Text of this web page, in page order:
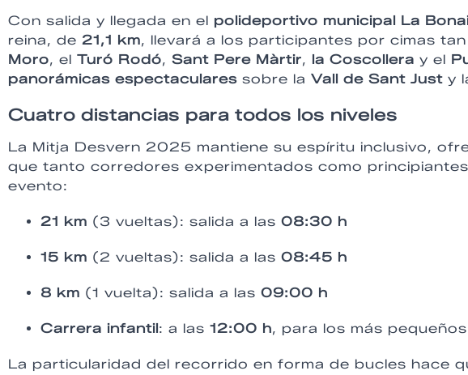
Con salida y llegada en el polideportivo municipal La
reina, de 21,1 km, llevará a los participantes por cimas
Moro, el Turó Rodó, Sant Pere Màrtir, la Coscollera y el
panorámicas espectaculares sobre la Vall de Sant Just y
Cuatro distancias para todos los niveles
La Mitja Desvern 2025 mantiene su espíritu inclusivo,
que tanto corredores experimentados como
evento:
21 km (3 vueltas): salida a las 08:30 h
15 km (2 vueltas): salida a las 08:45 h
8 km (1 vuelta): salida a las 09:00 h
Carrera infantil : a las 12:00 h, para los más pequeños
La particularidad del recorrido en forma de bucles hace